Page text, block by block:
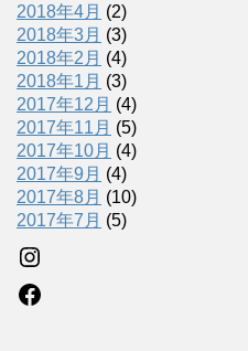
2018年4月 (2)
2018年3月 (3)
2018年2月 (4)
2018年1月 (3)
2017年12月 (4)
2017年11月 (5)
2017年10月 (4)
2017年9月 (4)
2017年8月 (10)
2017年7月 (5)
Instagram
Facebook